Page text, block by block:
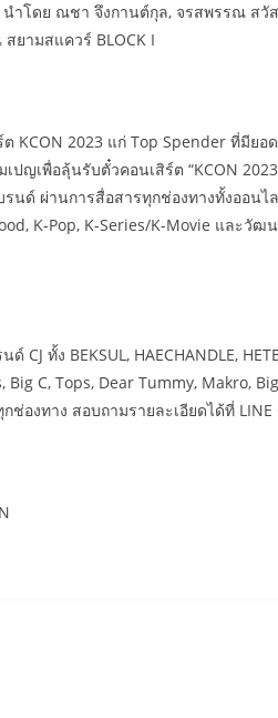
นำโดย ณชา จึงกานต์กุล, จรสพรรณ
ยามสแควร์ BLOCK I
KCON 2023 แก่ Top Spender ที่มี
ปญเพื่อลุ้นรับตั๋วคอนเสิร์ต “KCON
นด์ ผ่านการสื่อสารทุกช่องทางทั้งออ
K-Pop, K-Series/K-Movie และ
ทั้ง BEKSUL, HAECHANDLE,
C, Tops, Dear Tummy, Makro,
องทาง สอบถามรายละเอียดได้ที่